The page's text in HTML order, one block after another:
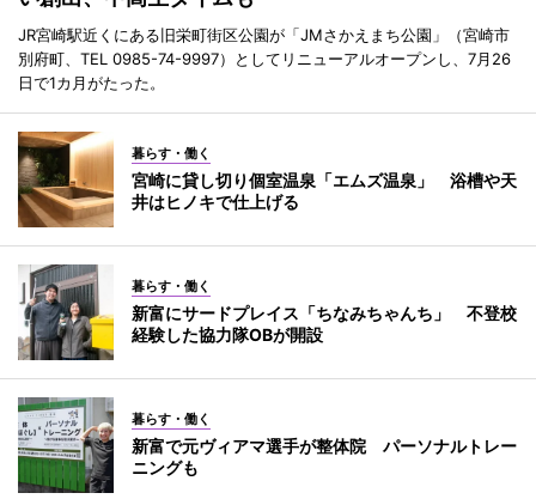
JR宮崎駅近くにある旧栄町街区公園が「JMさかえまち公園」（宮崎市
別府町、TEL 0985-74-9997）としてリニューアルオープンし、7月26
日で1カ月がたった。
暮らす・働く
宮崎に貸し切り個室温泉「エムズ温泉」 浴槽や天
井はヒノキで仕上げる
暮らす・働く
新富にサードプレイス「ちなみちゃんち」 不登校
経験した協力隊OBが開設
暮らす・働く
新富で元ヴィアマ選手が整体院 パーソナルトレー
ニングも